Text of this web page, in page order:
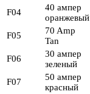
F04
40 ампер
оранжевый
F05
70 Amp
Tan
F06
30 ампер
зеленый
F07
50 ампер
красный